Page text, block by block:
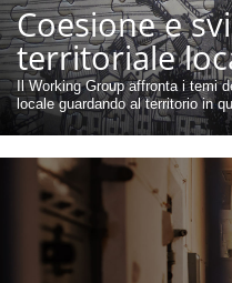
Coesione e
territoriale
Il Working Group affronta i temi
locale guardando al territorio in